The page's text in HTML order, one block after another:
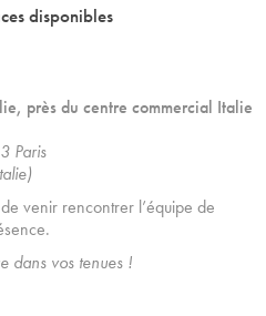
disponibles
près du centre commercial Italie
Paris
venir rencontrer l’équipe de
dans vos tenues !